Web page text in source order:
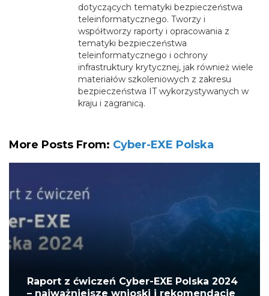
dotyczących tematyki bezpieczeństwa
teleinformatycznego. Tworzy i
współtworzy raporty i opracowania z
tematyki bezpieczeństwa
teleinformatycznego i ochrony
infrastruktury krytycznej, jak również wiele
materiałów szkoleniowych z zakresu
bezpieczeństwa IT wykorzystywanych w
kraju i zagranicą.
More Posts From: Cyber-EXE Polska
Raport z ćwiczeń Cyber-EXE Polska 2024
– najważniejsze wnioski i rekomendacje